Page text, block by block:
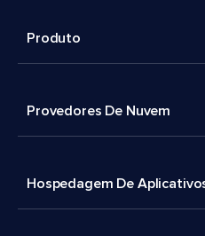
Produto
Provedores De Nuvem
Hospedagem De